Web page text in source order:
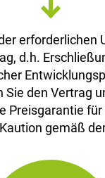
erforderlichen
d.h.
Sie den Vertrag
Preisgarantie
gemäß